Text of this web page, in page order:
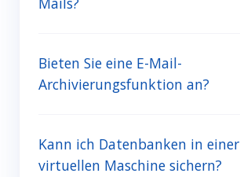
Bieten Sie eine E-Mail-
Archivierungsfunktion an?
Kann ich Datenbanken in einer
virtuellen Maschine sichern?